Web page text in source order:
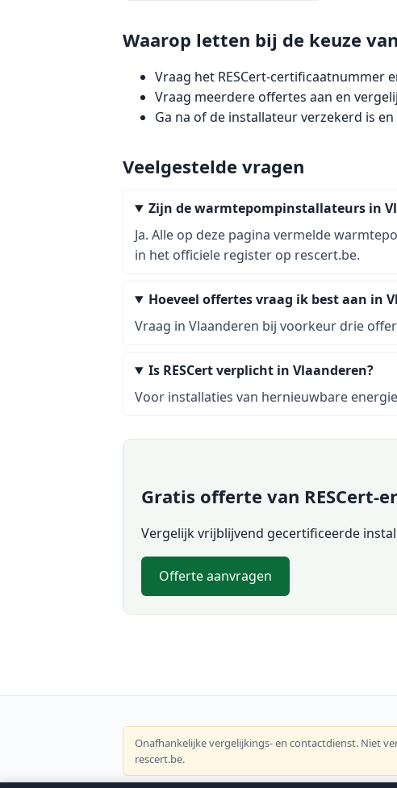
Waarop letten bij de keuze
Vraag het RESCert-certificaatnummer
Vraag meerdere offertes aan en
Ga na of de installateur verzekerd is
Veelgestelde vragen
Zijn de warmtepompinstallateurs in
Ja. Alle op deze pagina vermelde
in het officiele register op rescert.be.
Hoeveel offertes vraag ik best aan in
Vraag in Vlaanderen bij voorkeur drie
Is RESCert verplicht in Vlaanderen?
Voor installaties van hernieuwbare
Gratis offerte van RESCert-
Vergelijk vrijblijvend gecertificeerde
Offerte aanvragen
Onafhankelijke vergelijkings- en contactdienst. Niet
rescert.be.